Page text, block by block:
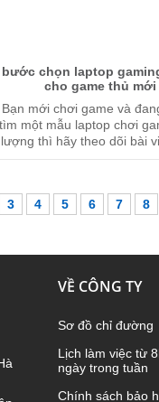
bước chọn laptop
cho game thủ mới
Bạn mới chơi game và
tìm một mẫu laptop chơi
lượng thì hãy theo dõi bài
của chúng tôi để tìm
3 4 5 6 7 8
VỀ CÔNG TY
Sơ đồ chỉ đường
Lịch làm việc từ
ngày trong tuần
Chính sách bảo